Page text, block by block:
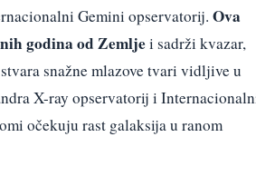
Gemini opservatorij. Ova
godina od Zemljei sadrži kvazar,
snažne mlazove tvari vidljive u
X-ray opservatorij i
očekuju rast galaksija u ranom